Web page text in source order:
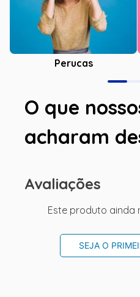
Perucas
O que
acharam
Avaliações
Este produto ainda
SEJA O